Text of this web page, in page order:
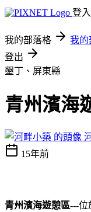
登入
我的部落格 我的
登出
墾丁、屏東縣
青州濱海
15年前
青州濱海遊憩區---位